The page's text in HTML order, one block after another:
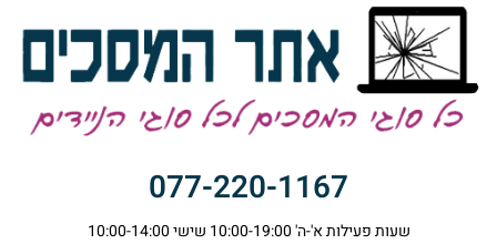
077-220-1167
שעות פעילות א'-ה' 10:00-19:00 שישי 10:00-14:00